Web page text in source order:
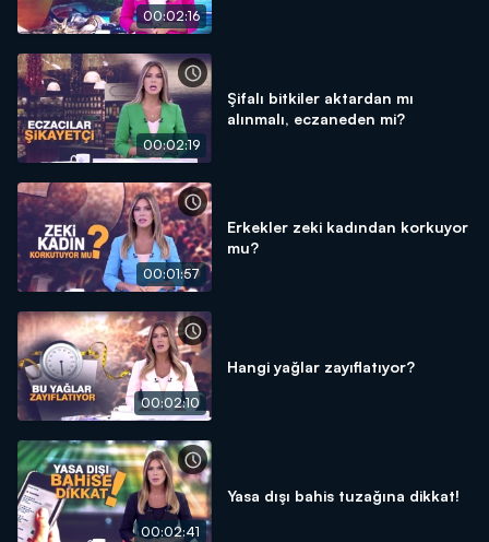
00:02:16
00:02:19
Şifalı bitkiler aktardan mı
alınmalı, eczaneden mi?
00:01:57
Erkekler zeki kadından korkuyor
mu?
00:02:10
Hangi yağlar zayıflatıyor?
00:02:41
Yasa dışı bahis tuzağına dikkat!